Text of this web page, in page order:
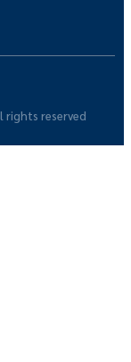
rights reserved